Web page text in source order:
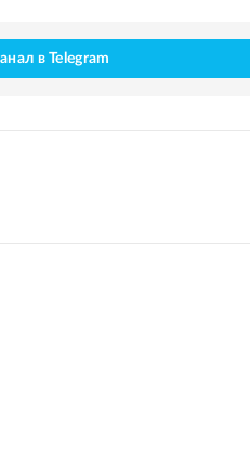
в Telegram